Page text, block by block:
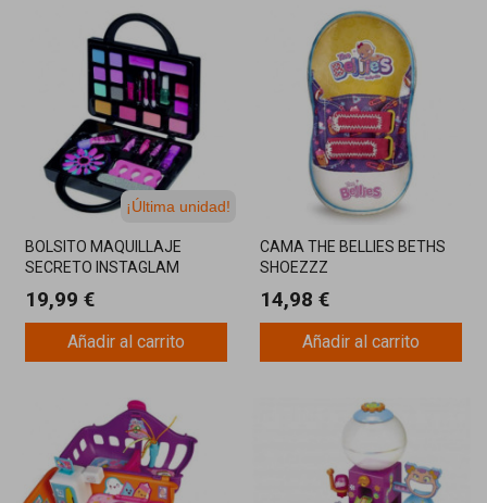
¡Última unidad!
BOLSITO MAQUILLAJE
SECRETO INSTAGLAM
19,99 €
Añadir al carrito
CAMA THE BELLIES BETHS
SHOEZZZ
14,98 €
Añadir al carrito